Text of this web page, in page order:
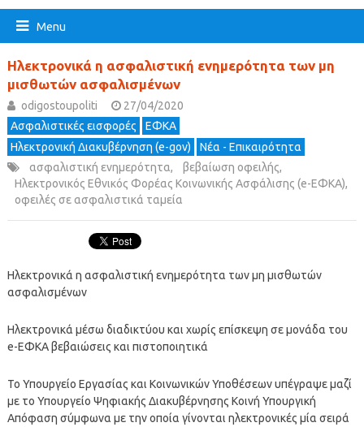
Menu
Ηλεκτρονικά η ασφαλιστική ενημερότητα των μη
μισθωτών ασφαλισμένων
odigostoupoliti
27/04/2020
Ασφαλιστικές εισφορές
ΕΦΚΑ
Ηλεκτρονική Διακυβέρνηση (e-gov)
Νέα - Επικαιρότητα
ασφαλιστική ενημερότητα, βεβαίωση οφειλής,
Ηλεκτρονικός Εθνικός Φορέας Κοινωνικής Ασφάλισης (e-ΕΦΚΑ),
οφειλές σε ασφαλιστικά ταμεία
Ηλεκτρονικά η ασφαλιστική ενημερότητα των μη μισθωτών
ασφαλισμένων
Ηλεκτρονικά μέσω διαδικτύου και χωρίς επίσκεψη σε μονάδα του
e-ΕΦΚΑ βεβαιώσεις και πιστοποιητικά
Το Υπουργείο Εργασίας και Κοινωνικών Υποθέσεων υπέγραψε μαζί
με το Υπουργείο Ψηφιακής Διακυβέρνησης Κοινή Υπουργική
Απόφαση σύμφωνα με την οποία γίνονται ηλεκτρονικές μία σειρά